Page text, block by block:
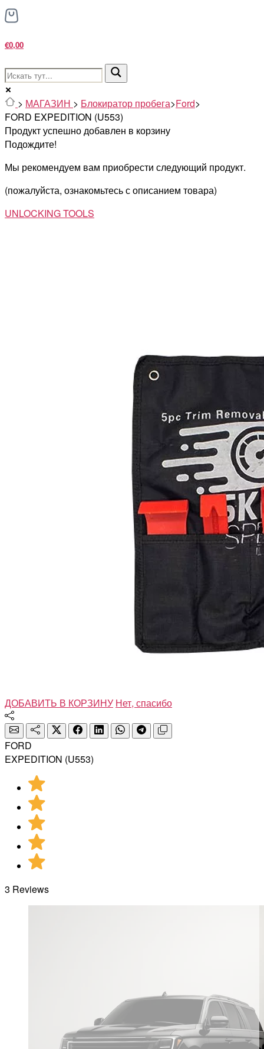
€0,00
> МАГАЗИН > Блокиратор пробега>Ford>
FORD EXPEDITION (U553)
Продукт успешно добавлен в корзину
Подождите!
Мы рекомендуем вам приобрести следующий продукт.
(пожалуйста, ознакомьтесь с описанием товара)
UNLOCKING TOOLS
ДОБАВИТЬ В КОРЗИНУ Нет, спасибо
FORD
EXPEDITION (U553)
3 Reviews